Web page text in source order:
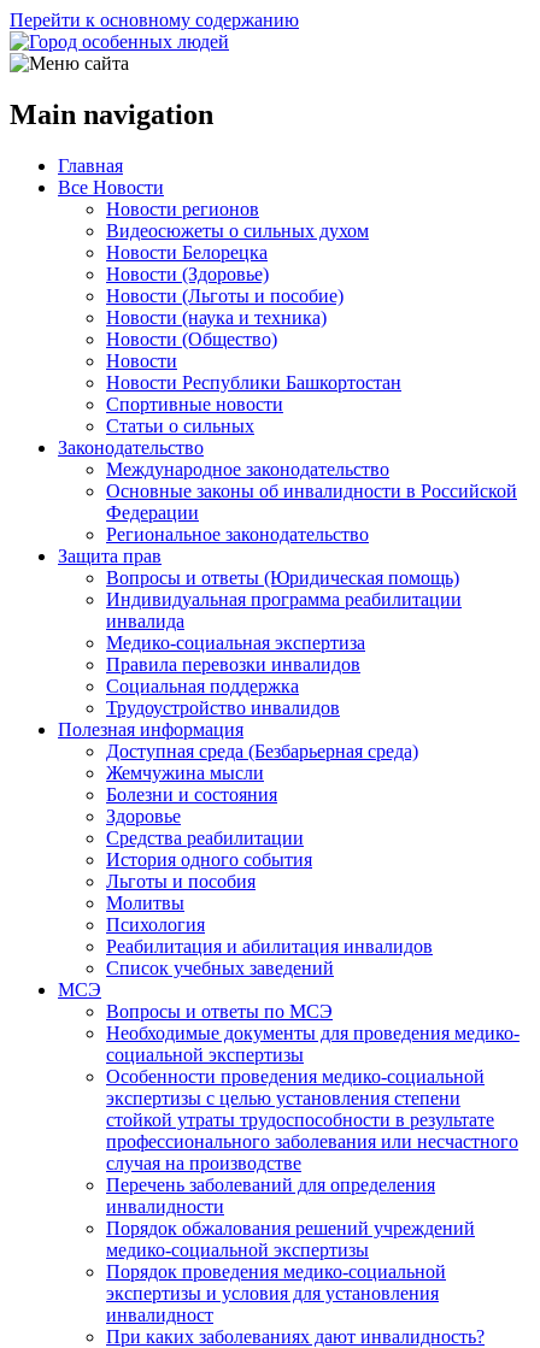
Перейти к основному содержанию
Main navigation
Главная
Все Новости
Новости регионов
Видеосюжеты о сильных духом
Новости Белорецка
Новости (Здоровье)
Новости (Льготы и пособие)
Новости (наука и техника)
Новости (Общество)
Новости
Новости Республики Башкортостан
Спортивные новости
Статьи о сильных
Законодательство
Международное законодательство
Основные законы об инвалидности в Российской
Федерации
Региональное законодательство
Защита прав
Вопросы и ответы (Юридическая помощь)
Индивидуальная программа реабилитации
инвалида
Медико-социальная экспертиза
Правила перевозки инвалидов
Социальная поддержка
Трудоустройство инвалидов
Полезная информация
Доступная среда (Безбарьерная среда)
Жемчужина мысли
Болезни и состояния
Здоровье
Средства реабилитации
История одного события
Льготы и пособия
Молитвы
Психология
Реабилитация и абилитация инвалидов
Список учебных заведений
МСЭ
Вопросы и ответы по МСЭ
Необходимые документы для проведения медико-
социальной экспертизы
Особенности проведения медико-социальной
экспертизы с целью установления степени
стойкой утраты трудоспособности в результате
профессионального заболевания или несчастного
случая на производстве
Перечень заболеваний для определения
инвалидности
Порядок обжалования решений учреждений
медико-социальной экспертизы
Порядок проведения медико-социальной
экспертизы и условия для установления
инвалидност
При каких заболеваниях дают инвалидность?